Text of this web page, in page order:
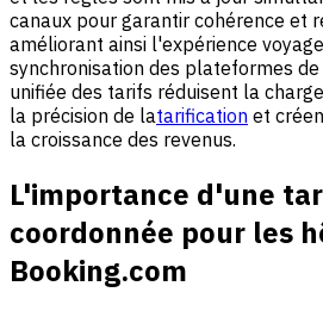
canaux pour garantir cohérence et
améliorant ainsi l'expérience
synchronisation des plateformes
unifiée des tarifs réduisent la
la précision de latarification et
la croissance des revenus.
L'importance d'une
coordonnée pour les
Booking.com